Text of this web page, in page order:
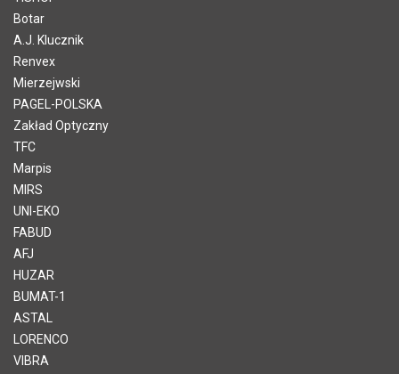
Botar
A.J. Klucznik
Renvex
Mierzejwski
PAGEL-POLSKA
Zakład Optyczny
TFC
Marpis
MIRS
UNI-EKO
FABUD
AFJ
HUZAR
BUMAT-1
ASTAL
LORENCO
VIBRA